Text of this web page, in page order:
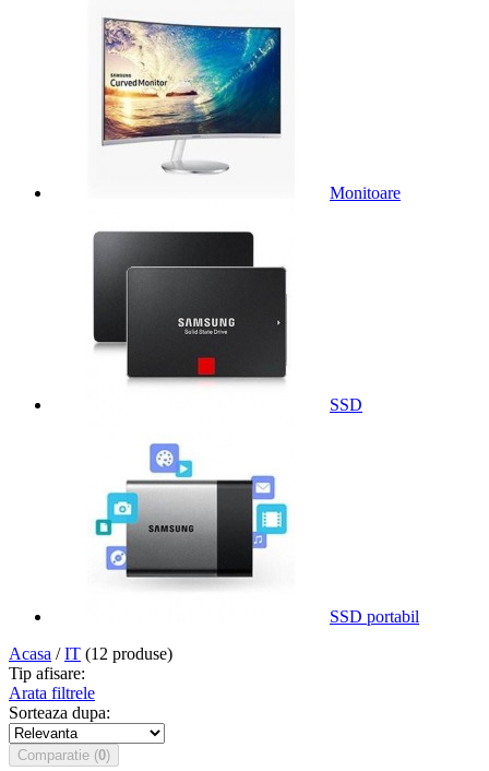
Monitoare
SSD
SSD portabil
Acasa /IT (12 produse)
Tip afisare:
Arata filtrele
Sorteaza dupa:
Comparatie (0)